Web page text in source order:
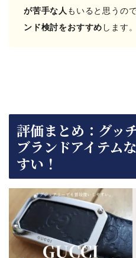
が苦手な人 もいると思うの
ンド検討をおすすめ します。
評価まとめ：グッ
ブランドアイテム
すい！